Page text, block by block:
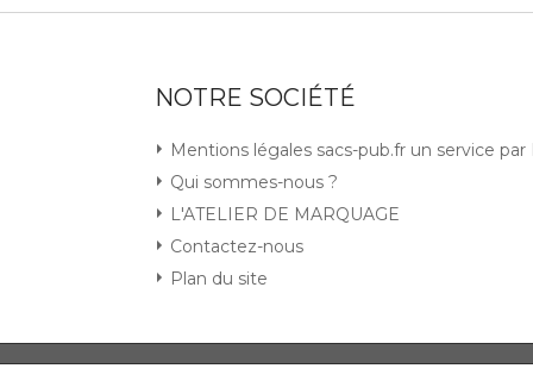
NOTRE SOCIÉTÉ
Mentions légales sacs-pub.fr un service
Qui sommes-nous ?
L'ATELIER DE MARQUAGE
Contactez-nous
Plan du site